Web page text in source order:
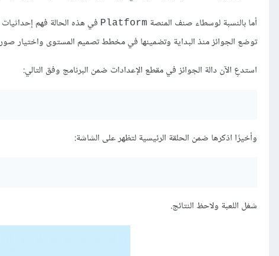
أما بالنسبة لوسطاء صنف المنصة Platform
توضع الجوائز منذ البداية وتضمينها في مخطط تصميم المستوى واختيار صور
استدعِ الآن دالة الجوائز في مقطع الإعدادات ضمن البرنامج وفق التالي:
وأخيرًا اذكرها ضمن الحلقة الرئيسية لتظهر على الشاشة:
شغل اللعبة ولاحظ النتائج.